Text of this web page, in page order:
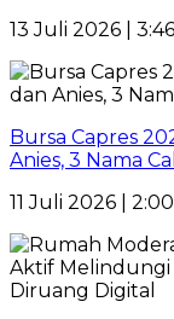
13 Juli 2026 |
Bursa Capres
Anies, 3 Nama
11 Juli 2026 |